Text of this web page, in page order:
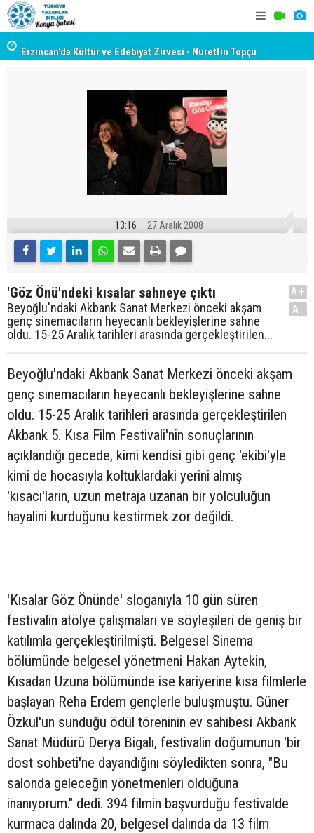
Erzincan’da Kültür ve Edebiyat Zirvesi - Nurettin Topçu
13:16 27 Aralık 2008
'Göz Önü'ndeki kısalar sahneye çıktı
Beyoğlu'ndaki Akbank Sanat Merkezi önceki akşam
genç sinemacıların heyecanlı bekleyişlerine sahne
oldu. 15-25 Aralık tarihleri arasında gerçekleştirilen...
A+
A-
Beyoğlu'ndaki Akbank Sanat Merkezi önceki akşam
genç sinemacıların heyecanlı bekleyişlerine sahne
oldu. 15-25 Aralık tarihleri arasında gerçekleştirilen
Akbank 5. Kısa Film Festivali'nin sonuçlarının
açıklandığı gecede, kimi kendisi gibi genç 'ekibi'yle
kimi de hocasıyla koltuklardaki yerini almış
'kısacı'ların, uzun metraja uzanan bir yolculuğun
hayalini kurduğunu kestirmek zor değildi.
'Kısalar Göz Önünde' sloganıyla 10 gün süren
festivalin atölye çalışmaları ve söyleşileri de geniş bir
katılımla gerçekleştirilmişti. Belgesel Sinema
bölümünde belgesel yönetmeni Hakan Aytekin,
Kısadan Uzuna bölümünde ise kariyerine kısa filmlerle
başlayan Reha Erdem gençlerle buluşmuştu. Güner
Özkul'un sunduğu ödül töreninin ev sahibesi Akbank
Sanat Müdürü Derya Bigalı, festivalin doğumunun 'bir
dost sohbeti'ne dayandığını söyledikten sonra, "Bu
salonda geleceğin yönetmenleri olduğuna
inanıyorum." dedi. 394 filmin başvurduğu festivalde
kurmaca dalında 20, belgesel dalında da 13 film